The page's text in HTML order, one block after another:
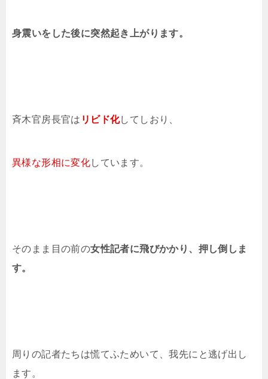
身震いをした後に突然起き上がります。
斉木官房長官は リビド化してしおり、
異様な形相に変化しています。
そのまま目の前の女性記者に飛びかかり、押し倒しま
す。
周りの記者たちは慌てふためいて、我先にと逃げ出し
ます。